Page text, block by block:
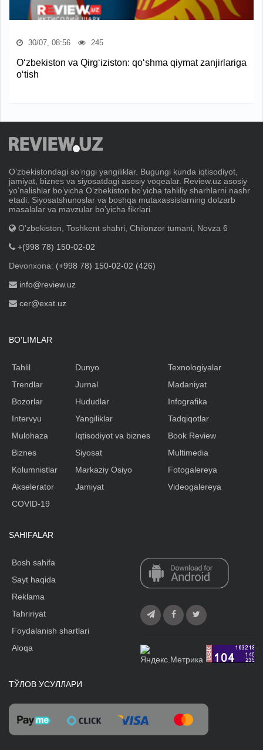
30/07, 08:56 245
O‘zbekiston va Qirg‘iziston: qo‘shma qiymat zanjirlariga
o‘tish
Oʼzbekistondagi soʼnggi yangiliklar. Bugungi kunda iqtisodiyot,
jamiyat, biznes va siyosatdagi asosiy voqealar. Review.uz asosiy
yoʼnalishlar boʼyicha Oʼzbekiston boʼyicha tahliliy sharhlarni nashr
etadi. Siyosatshunoslar va boshqa mutaxassislarning dolzarb
masalalar va mavzular boʼyicha fikrlari.
O'zbekiston, Toshkent shahri, Chilonzor tumani, Novza 6
+(998 78) 150-02-02
Devonxona: (+998 78) 150-02-02 (426)
info@review.uz
cer@exat.uz
BO'LIMLAR
Tahlil
Trendlar
Bozorlar
Intervyu
Mulohaza
Biznes
Kolumnistlar
Akselerator
Dunyo
Jurnal
Hududlar
Yangiliklar
Iqtisodiyot va biznes
Siyosat
Markaziy Osiyo
Jamiyat
Texnologiyalar
Madaniyat
Infografika
Tadqiqotlar
Book Review
Multimedia
Fotogalereya
Videogalereya
COVID-19
SAHIFALAR
Bosh sahifa
Sayt haqida
Reklama
Tahririyat
Foydalanish shartlari
Aloqa
ТЎЛОВ УСУЛЛАРИ